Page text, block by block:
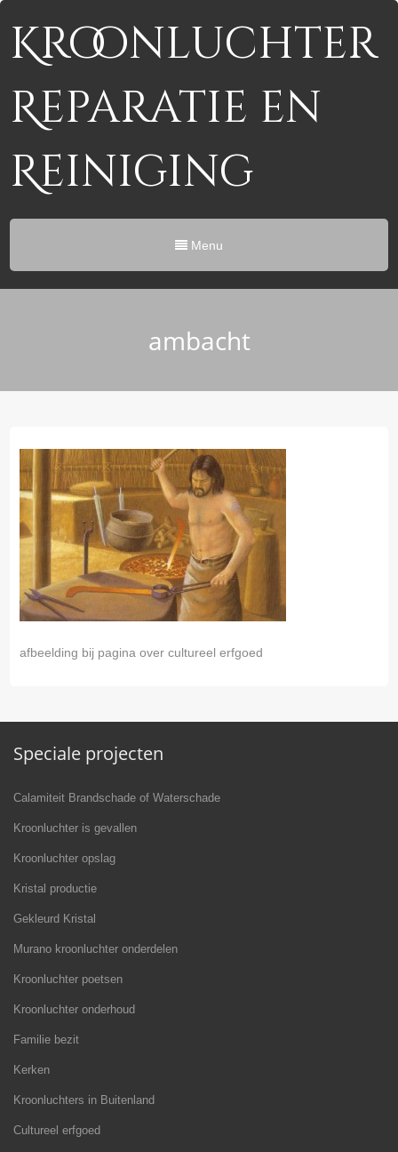
Kroonluchter
Reparatie en
Reiniging
Menu
ambacht
afbeelding bij pagina over cultureel erfgoed
Speciale projecten
Calamiteit Brandschade of Waterschade
Kroonluchter is gevallen
Kroonluchter opslag
Kristal productie
Gekleurd Kristal
Murano kroonluchter onderdelen
Kroonluchter poetsen
Kroonluchter onderhoud
Familie bezit
Kerken
Kroonluchters in Buitenland
Cultureel erfgoed